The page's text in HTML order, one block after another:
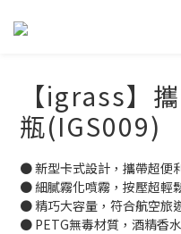
【igrass】
瓶(IGS009)
● 新型卡式設計，攜帶超便
● 細膩霧化噴霧，按壓超輕
● 精巧大容量，符合航空旅
● PETG無毒材質，酒精香